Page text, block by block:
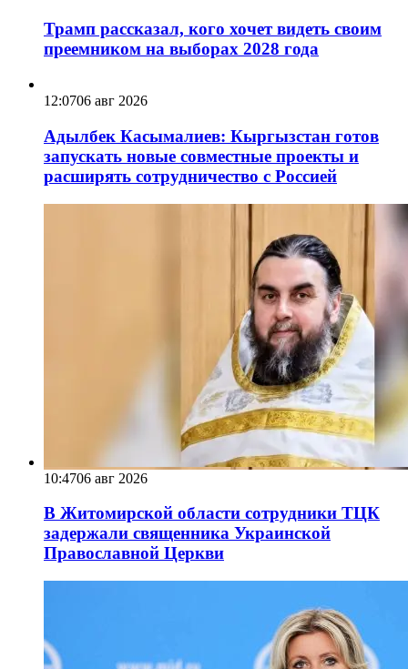
Трамп рассказал, кого хочет видеть своим
преемником на выборах 2028 года
12:0706 авг 2026
Адылбек Касымалиев: Кыргызстан готов
запускать новые совместные проекты и
расширять сотрудничество с Россией
10:4706 авг 2026
В Житомирской области сотрудники ТЦК
задержали священника Украинской
Православной Церкви